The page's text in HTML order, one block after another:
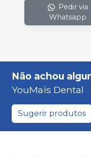
Pedir via
Whatsapp
Não achou
YouMais Dental
Sugerir produtos